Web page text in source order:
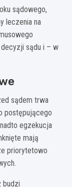
sądowego,
leczenia na
sądu i – w
sądem trwa
postępującego
egzekucja
mają
priorytetowo
budzi